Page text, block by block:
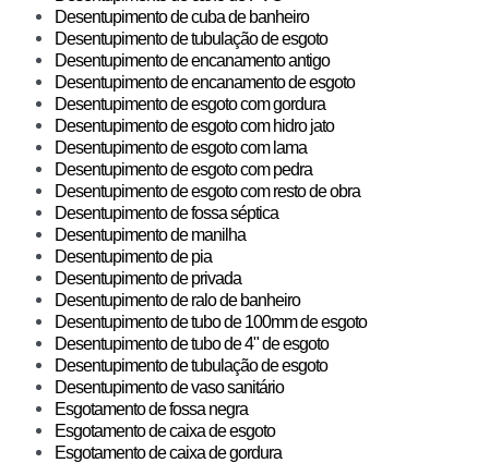
Desentupimento de cuba de banheiro
Desentupimento de tubulação de esgoto
Desentupimento de encanamento antigo
Desentupimento de encanamento de esgoto
Desentupimento de esgoto com gordura
Desentupimento de esgoto com hidro jato
Desentupimento de esgoto com lama
Desentupimento de esgoto com pedra
Desentupimento de esgoto com resto de obra
Desentupimento de fossa séptica
Desentupimento de manilha
Desentupimento de pia
Desentupimento de privada
Desentupimento de ralo de banheiro
Desentupimento de tubo de 100mm de esgoto
Desentupimento de tubo de 4" de esgoto
Desentupimento de tubulação de esgoto
Desentupimento de vaso sanitário
Esgotamento de fossa negra
Esgotamento de caixa de esgoto
Esgotamento de caixa de gordura